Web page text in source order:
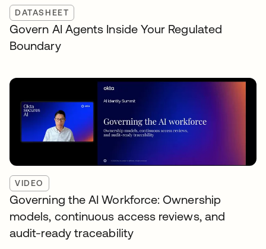
DATASHEET
Govern AI Agents Inside Your Regulated
Boundary
VIDEO
Governing the AI Workforce: Ownership
models, continuous access reviews, and
audit-ready traceability